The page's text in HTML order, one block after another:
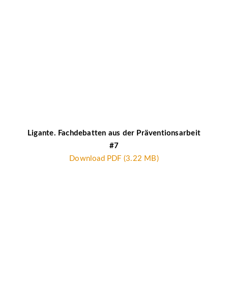
Ligante. Fachdebatten aus der Präventionsarbeit
#7
Download PDF (3.22 MB)